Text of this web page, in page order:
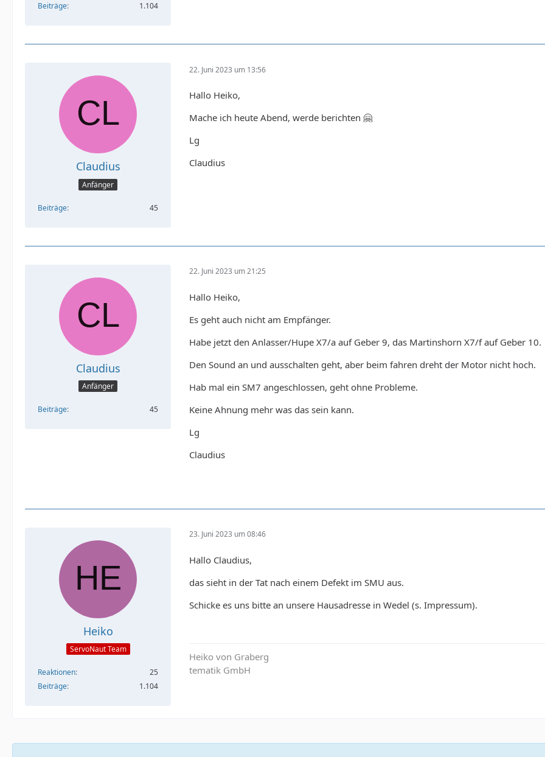
Beiträge
1.104
Claudius
Anfänger
Beiträge 45
22. Juni 2023 um 13:56
Hallo Heiko,
Mache ich heute Abend, werde berichten 🤗
Lg
Claudius
Claudius
Anfänger
Beiträge 45
22. Juni 2023 um 21:25
Hallo Heiko,
Es geht auch nicht am Empfänger.
Habe jetzt den Anlasser/Hupe X7/a auf Geber 9, das Martinshorn X7/f auf Geber 10.
Den Sound an und ausschalten geht, aber beim fahren dreht der Motor nicht hoch.
Hab mal ein SM7 angeschlossen, geht ohne Probleme.
Keine Ahnung mehr was das sein kann.
Lg
Claudius
Heiko
ServoNaut Team
Reaktionen
25
Beiträge
1.104
23. Juni 2023 um 08:46
Hallo Claudius,
das sieht in der Tat nach einem Defekt im SMU aus.
Schicke es uns bitte an unsere Hausadresse in Wedel (s. Impressum).
Heiko von Graberg
tematik GmbH